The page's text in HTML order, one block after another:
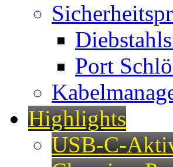
Port
Highlights
USB-C-